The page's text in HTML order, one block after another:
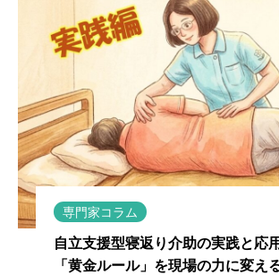
専門家コラム
自立支援型寝返り介助の実践と応
「黄金ルール」を現場の力に変え